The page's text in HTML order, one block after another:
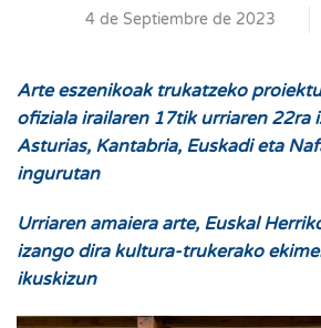
4 de Septiembre de 2023
Arte eszenikoak trukatzeko
ofiziala irailaren 17tik urriaren 22ra
Asturias, Kantabria, Euskadi eta
ingurutan
Urriaren amaiera arte, Euskal
izango dira kultura-trukerako
ikuskizun